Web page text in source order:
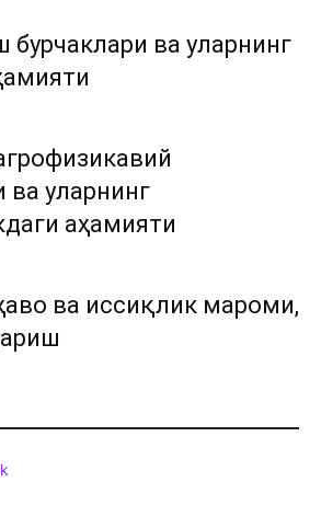
ва уларнинг
ва уларнинг
аҳамияти
ва иссиқлик мароми,